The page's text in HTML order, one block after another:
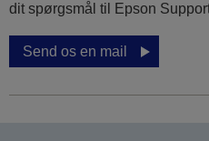
dit spørgsmål til Epson
Send os en mail